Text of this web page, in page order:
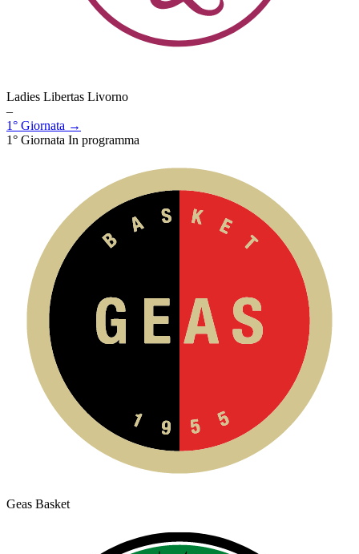
Ladies Libertas Livorno
–
1° Giornata →
1° Giornata In programma
Geas Basket